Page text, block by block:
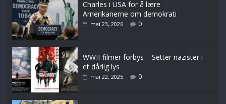
Charles i USA for å lære
Amerikanerne om demokrati
mai 23, 2026 0
WWII-filmer forbys – Setter nazister i
et dårlig lys
mai 22, 2025 0